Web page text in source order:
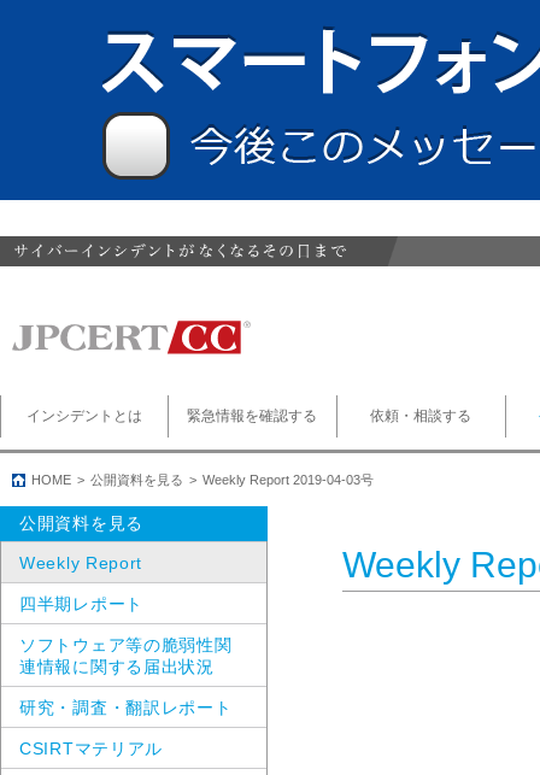
インシデントとは 緊急情報を確認する 依頼・相談する
HOME 公開資料を見る Weekly Report 2019-04-03号
Weekly
公開資料を見る
Weekly Report
四半期レポート
ソフトウェア等の脆弱性関
連情報に関する届出状況
研究・調査・翻訳レポート
CSIRTマテリアル